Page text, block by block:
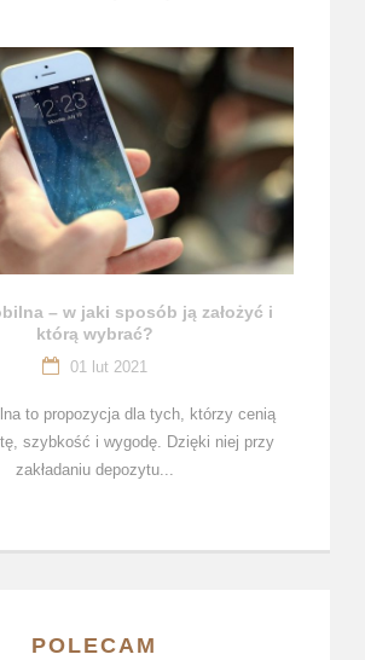
– w jaki sposób ją założyć i
którą wybrać?
01 lut 2021
to propozycja dla tych, którzy cenią
szybkość i wygodę. Dzięki niej przy
zakładaniu depozytu...
POLECAM